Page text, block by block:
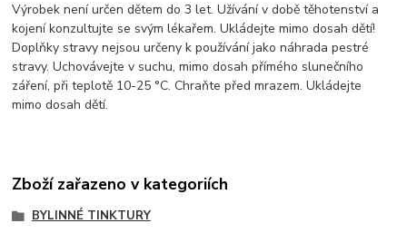
Výrobek není určen dětem do 3 let. Užívání v době těhotenství a
kojení konzultujte se svým lékařem. Ukládejte mimo dosah dětí!
Doplňky stravy nejsou určeny k používání jako náhrada pestré
stravy. Uchovávejte v suchu, mimo dosah přímého slunečního
záření, při teplotě 10-25 °C. Chraňte před mrazem. Ukládejte
mimo dosah dětí.
Zboží zařazeno v kategoriích
BYLINNÉ TINKTURY